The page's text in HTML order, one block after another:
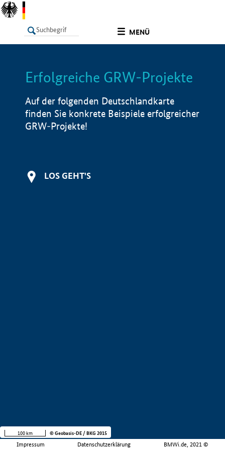
MENÜ
LISTE Info
Erfolgreiche GRW-Projekte
Auf der folgenden Deutschlandkarte
finden Sie konkrete Beispiele erfolgreicher
GRW-Projekte!
LOS GEHT'S
Impressum Datenschutzerklärung BMWi.de, 2021 ©
100 km © Geobasis-DE / BKG 2015